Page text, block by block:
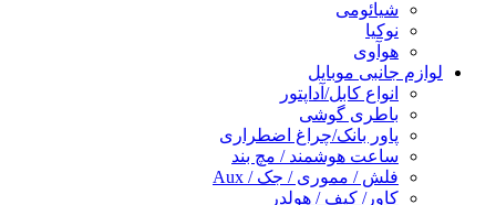
شیائومی
نوکیا
هوآوی
لوازم جانبی موبایل
انواع کابل/آداپتور
باطری گوشی
پاور بانک/چراغ اضطراری
ساعت هوشمند / مچ بند
فلش / مموری / جک / Aux
کاور/ کیف / هولدر